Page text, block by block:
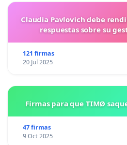
Claudia Pavlovich debe
respuestas sobre su
121 firmas
20 Jul 2025
Firmas para que TIMØ
47 firmas
9 Oct 2025